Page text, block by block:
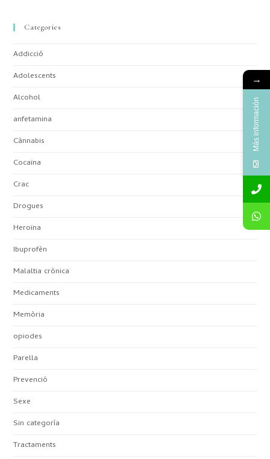
Categories
Addicció
Adolescents
Alcohol
anfetamina
Cànnabis
Cocaïna
Crac
Drogues
Heroïna
Ibuprofèn
Malaltia crònica
Medicaments
Memòria
opiodes
Parella
Prevenció
Sexe
Sin categoría
Tractaments
→
Más información